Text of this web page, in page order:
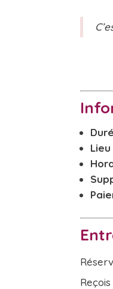
Lieu